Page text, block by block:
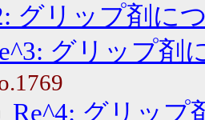
グリップ剤に
グリップ剤
Re^4: グリップ